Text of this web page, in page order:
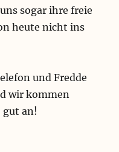
sogar ihre freie
heute nicht ins
und Fredde
wir kommen
gut an!